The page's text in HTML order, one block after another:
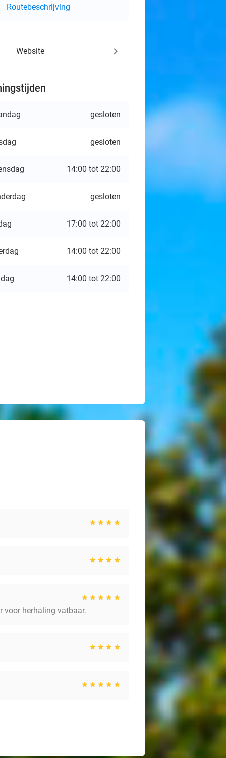
Routebeschrijving
Website keyboard_arrow_right
gesloten
gesloten
14:00 tot 22:00
gesloten
17:00 tot 22:00
14:00 tot 22:00
14:00 tot 22:00
voor herhaling vatbaar.